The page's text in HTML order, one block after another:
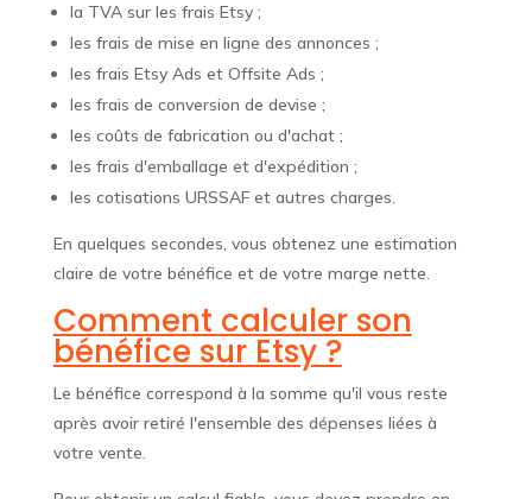
la TVA sur les frais Etsy ;
les frais de mise en ligne des annonces ;
les frais Etsy Ads et Offsite Ads ;
les frais de conversion de devise ;
les coûts de fabrication ou d'achat ;
les frais d'emballage et d'expédition ;
les cotisations URSSAF et autres charges.
En quelques secondes, vous obtenez une estimation
claire de votre bénéfice et de votre marge nette.
Comment calculer son
bénéfice sur Etsy ?
Le bénéfice correspond à la somme qu'il vous reste
après avoir retiré l'ensemble des dépenses liées à
votre vente.